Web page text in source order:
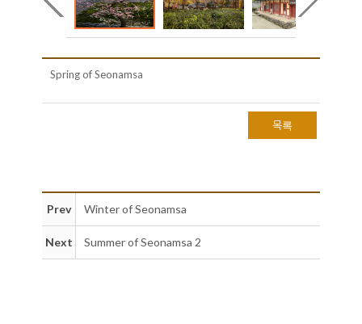
Spring of Seonamsa
목록
Prev Winter of Seonamsa
Next Summer of Seonamsa 2